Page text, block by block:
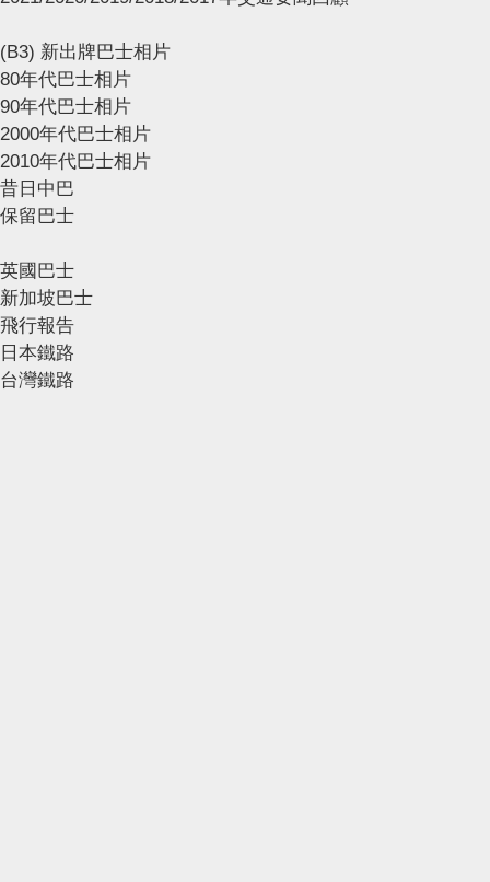
(B3) 新出牌巴士相片
80年代巴士相片
90年代巴士相片
2000年代巴士相片
2010年代巴士相片
昔日中巴
保留巴士
英國巴士
新加坡巴士
飛行報告
日本鐵路
台灣鐵路